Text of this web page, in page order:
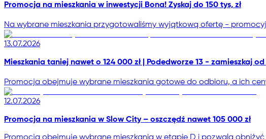
Promocja na mieszkania w inwestycji Bona! Zyskaj do 150 tys, zł
Na wybrane mieszkania przygotowaliśmy wyjątkową ofertę -
13.07.2026
Mieszkania taniej nawet o 124 000 zł | Podedworze 13 - zamieszkaj
Promocja obejmuje wybrane mieszkania gotowe do odbioru, a ich
12.07.2026
Promocja na mieszkania w Slow City – oszczędź nawet 105 000 zł
Promocja obejmuje wybrane mieszkania w etapie D i pozwala